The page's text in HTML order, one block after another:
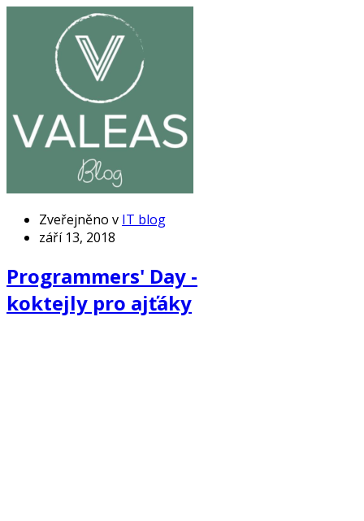
Zveřejněno v IT blog
září 13, 2018
Programmers' Day -
koktejly pro ajťáky